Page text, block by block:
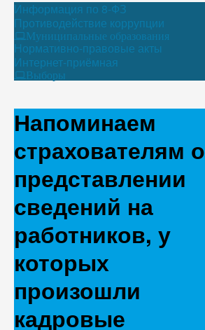
Информация по 8-ФЗ
Противодействие коррупции
Муниципальные образования
Нормативно-правовые акты
Интернет-приёмная
Выборы
Напоминаем
страхователям о
представлении
сведений на
работников, у
которых
произошли
кадровые